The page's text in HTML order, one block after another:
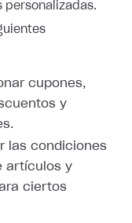
personalizadas.
cupones,
y
las condiciones
artículos y
ciertos